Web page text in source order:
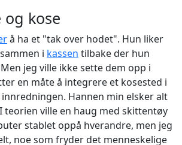
og kose
å ha et "tak over hodet". Hun liker
i kassen tilbake der hun
jeg ville ikke sette dem opp i
en måte å integrere et kosested i
Hannen min elsker alt
teorien ville en haug med skittentøy
stablet oppå hverandre, men jeg
noe som fryder det menneskelige